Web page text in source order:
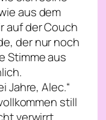
aus dem
auf der Couch
der nur noch
Stimme aus
Jahre, Alec.“
still